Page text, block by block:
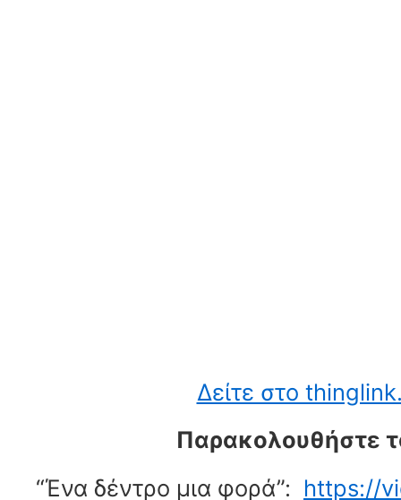
Δείτε στο
Παρακολουθήστε
“Ένα δέντρο μια φορά”: https://